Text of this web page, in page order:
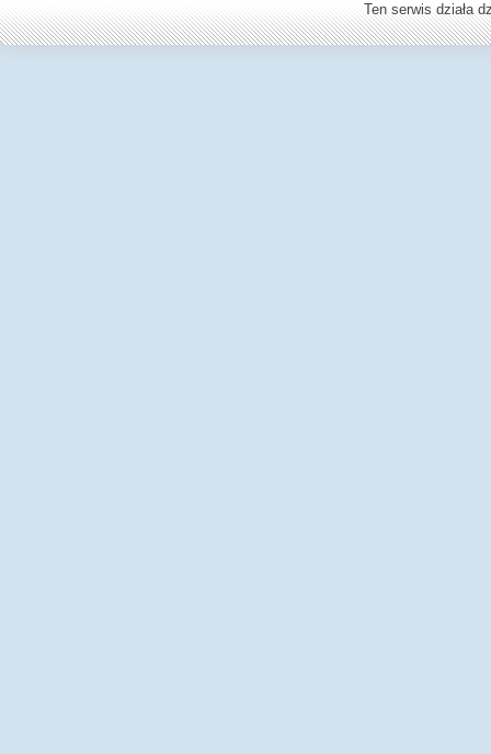
Ten serwis działa